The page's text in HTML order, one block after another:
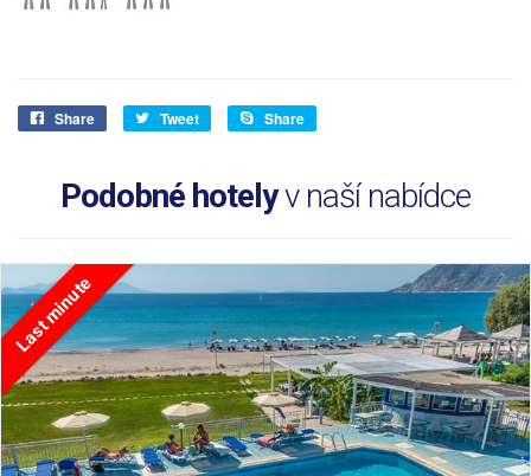
Share Tweet Share
Podobné hotelyv naší nabídce
Last minute